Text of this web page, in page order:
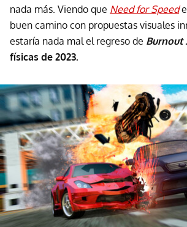
nada más. Viendo que Need for Speed
buen camino con propuestas visuales
estaría nada mal el regreso de Burnout
físicas de 2023.